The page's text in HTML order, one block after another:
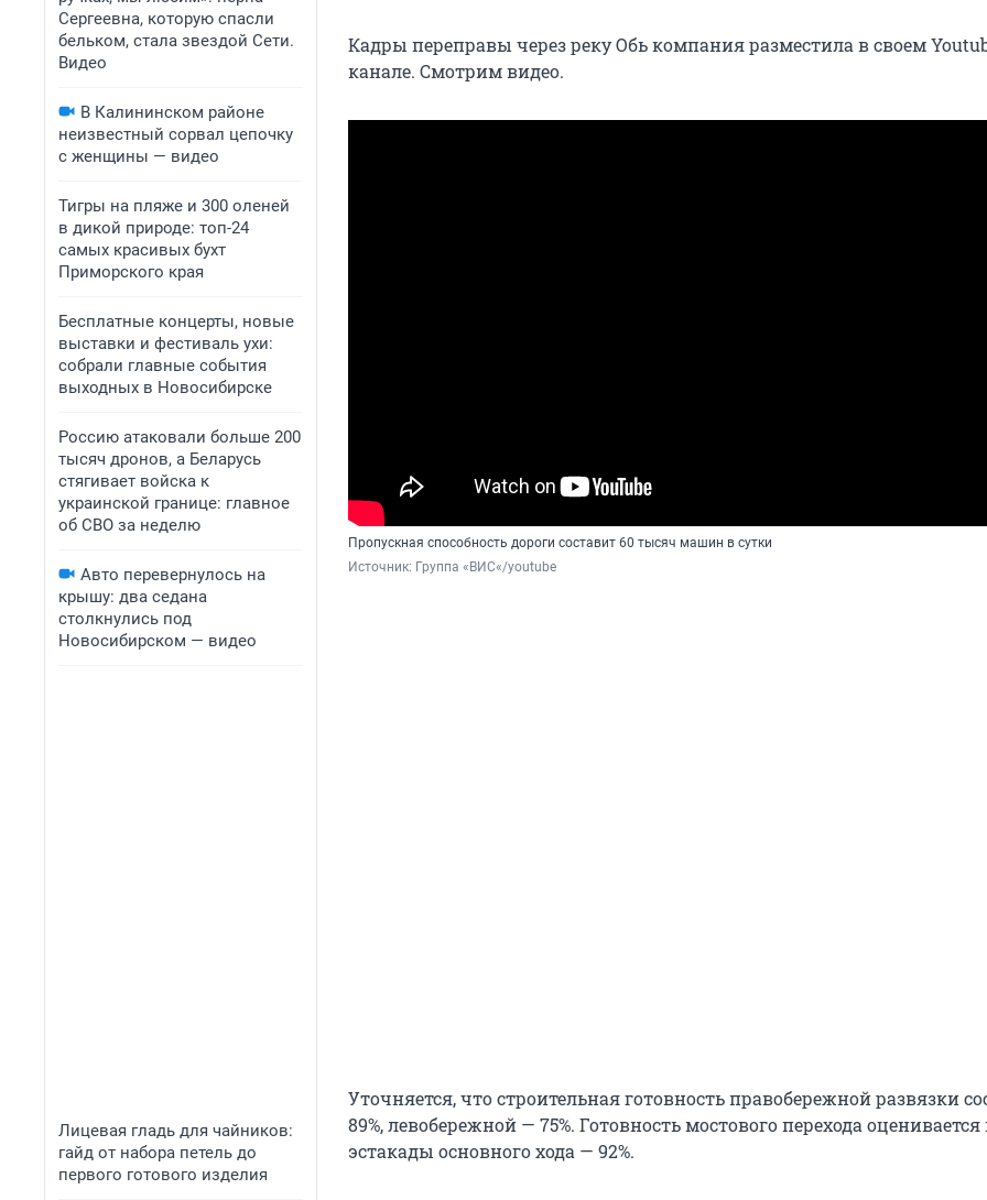
Сергеевна, которую спасли
бельком, стала звездой Сети.
Видео
В Калининском районе
неизвестный сорвал цепочку
с женщины — видео
Тигры на пляже и 300 оленей
в дикой природе: топ-24
самых красивых бухт
Приморского края
Бесплатные концерты, новые
выставки и фестиваль ухи:
собрали главные события
выходных в Новосибирске
Россию атаковали больше 200
тысяч дронов, а Беларусь
стягивает войска к
украинской границе: главное
об СВО за неделю
Авто перевернулось на
крышу: два седана
столкнулись под
Новосибирском — видео
Лицевая гладь для чайников:
гайд от набора петель до
первого готового изделия
Кадры переправы через реку Обь компания разместила в своем
канале. Смотрим видео.
Пропускная способность дороги составит 60 тысяч машин в сутки
Источник: Группа «ВИС«/youtube
Уточняется, что строительная готовность правобережной развязки
89%, левобережной — 75%. Готовность мостового перехода оценивается
эстакады основного хода — 92%.